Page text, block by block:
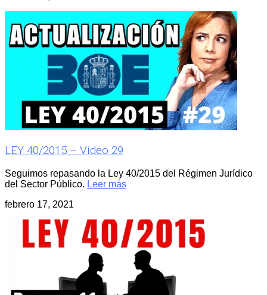
LEY 40/2015 – Vídeo 29
Seguimos repasando la Ley 40/2015 del Régimen Jurídico
del Sector Público. Leer más
febrero 17, 2021